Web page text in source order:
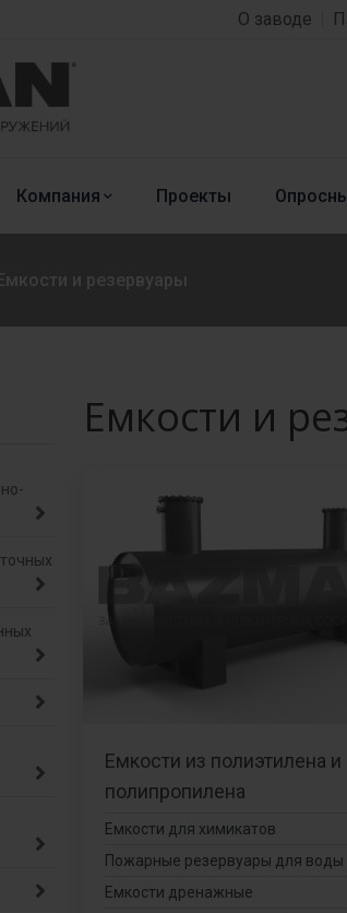
О заводе
Компания Проекты
и резервуары
Емкости и
Емкости из полиэтилена и
полипропилена
Емкости для химикатов
Пожарные резервуары для воды
Емкости дренажные